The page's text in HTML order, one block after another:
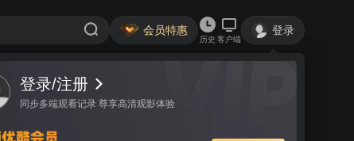
会员特惠
历史 客户端
登录
登录/注册
同步多端观看记录 尊享高清观影体验